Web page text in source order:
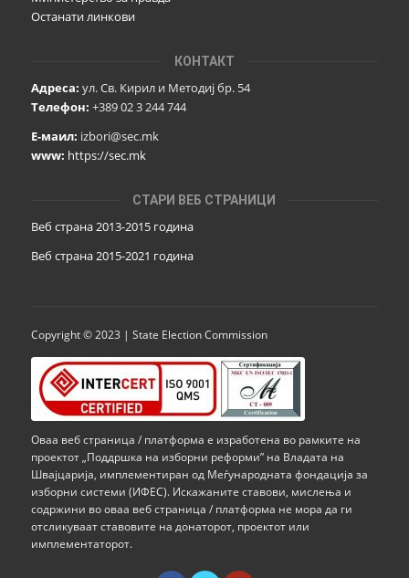
Останати линкови
КОНТАКТ
Адреса: ул. Св. Кирил и Методиј бр. 54
Телефон: +389 02 3 244 744
Е-маил: izbori@sec.mk
www: https://sec.mk
СТАРИ ВЕБ СТРАНИЦИ
Веб страна 2013-2015 година
Веб страна 2015-2021 година
Copyright © 2023 | State Election Commission
Оваа веб страница / платформа е изработена во рамките на
проектот „Поддршка на изборни реформи” на Владата на
Швајцарија, имплементиран од Меѓународната фондација за
изборни системи (ИФЕС). Искажаните ставови, мислења и
содржини во оваа веб страница / платформа не мора да ги
отсликуваат ставовите на донаторот, проектот или
имплементаторот.